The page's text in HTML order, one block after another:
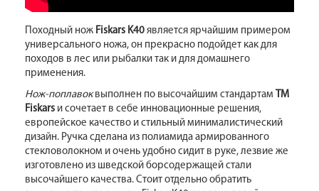
Походный нож Fiskars K40 является ярчайшим примером
универсального ножа, он прекрасно подойдет как для
походов в лес или рыбалки так и для домашнего
применения.
Нож-поплавоквыполнен по высочайшим стандартам ТМ
Fiskars и сочетает в себе инновационные решения,
европейское качество и стильный минималистический
дизайн. Ручка сделана из полиамида армированного
стекловолокном и очень удобно сидит в руке, лезвие же
изготовлено из шведской борсодержащей стали
высочайшего качества. Стоит отдельно обратить